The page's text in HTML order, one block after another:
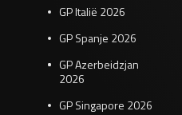
GP Italië 2026
GP Spanje 2026
GP Azerbeidzjan
2026
GP Singapore 2026